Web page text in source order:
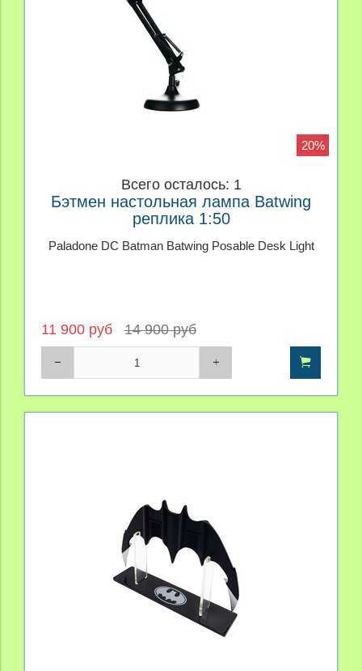
20%
Всего осталось: 1
Бэтмен настольная лампа Batwing
реплика 1:50
Paladone DC Batman Batwing Posable Desk Light
11 900 руб 14 900 руб